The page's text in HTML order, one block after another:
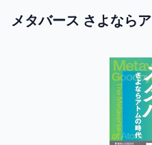
メタバース さよなら